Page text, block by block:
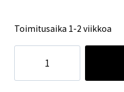
Toimitusaika 1-2 viikkoa
44